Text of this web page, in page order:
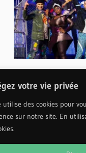
votre vie privée
utilise des cookies pour
sur notre site. En